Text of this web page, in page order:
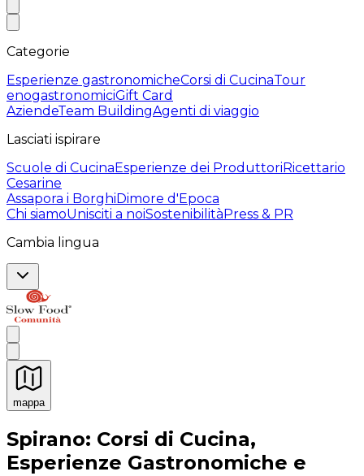
Categorie
Esperienze gastronomicheCorsi di CucinaTour
enogastronomiciGift Card
AziendeTeam BuildingAgenti di viaggio
Lasciati ispirare
Scuole di CucinaEsperienze dei ProduttoriRicettario
Cesarine
Assapora i BorghiDimore d'Epoca
Chi siamoUnisciti a noiSostenibilitàPress & PR
Cambia lingua
mappa
Esperienze culinarie indimenticabili: Esperienze
Spirano: Corsi di Cucina,
Esperienze Gastronomiche e